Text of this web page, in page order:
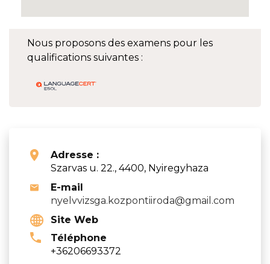
Nous proposons des examens pour les
qualifications suivantes :
Adresse :
Szarvas u. 22., 4400, Nyiregyhaza
E-mail
nyelvvizsga.kozpontiiroda@gmail.com
Site Web
Téléphone
+36206693372